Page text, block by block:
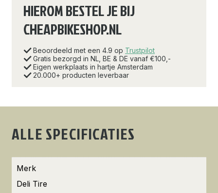
HIEROM BESTEL JE BIJ
CHEAPBIKESHOP.NL
Beoordeeld met een 4.9 op Trustpilot
Gratis bezorgd in NL, BE & DE vanaf €100,-
Eigen werkplaats in hartje Amsterdam
20.000+ producten leverbaar
ALLE SPECIFICATIES
Merk
Deli Tire